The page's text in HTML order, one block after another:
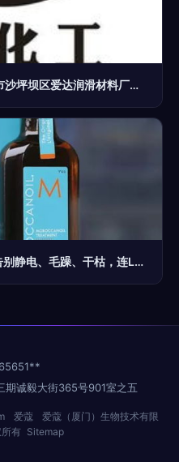
匠心润滑，品质之源——重庆市沙坪坝区爱达润滑材料厂与爱蔻品牌探访
冬天不做“炸毛鸡”，我用爱蔻告别静电、毛躁、干枯，连Lady Gaga都爱它
期诚毅大街365号901室之五
爱蔻
爱蔻（厦门）生物技术有限
有 Sitemap